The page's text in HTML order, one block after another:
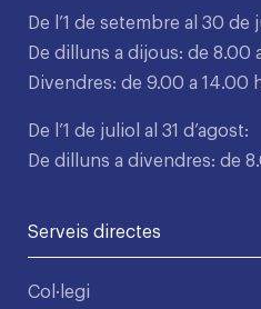
De l’1 de setembre al 30 de
De dilluns a dijous: de 8.00
Divendres: de 9.00 a 14.00
De l’1 de juliol al 31 d’agost:
De dilluns a divendres: de
Serveis directes
Col·legi